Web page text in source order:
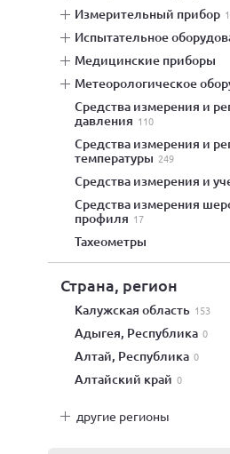
измерительный прибор
испытательное
медицинские приборы
метеорологическое
средства измерения и регулирования
давления 110
средства измерения и регулирования
температуры 249
средства измерения и
средства измерения шероховатости и
профиля 17
тахеометры
Страна, регион
Калужская область 153
Адыгея, Республика 0
Алтай, Республика 0
Алтайский край 0
другие регионы